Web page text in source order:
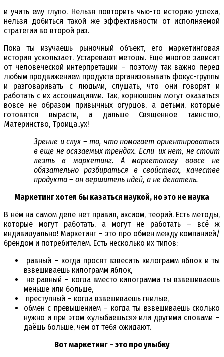
и учить ему глупо. Нельзя повторить чью-то историю успеха,
нельзя добиться такой же эффективности от исполняемой
стратегии во второй раз.
Пока ты изучаешь рыночный объект, его маркетинговая
история ускользает. Устаревают методы. Ещё многое зависит
от человеческой интерпретации – поэтому так важно перед
любым продвижением продукта организовывать фокус-группы
и разговаривать с людьми, слушать, что они говорят и
работать с их ассоциациями. Так, корнюшоны могут оказаться
вовсе не образом привычных огурцов, а детьми, которые
готовятся вырасти, а дальше Священное таинство,
Материнство, Троица..ух!
Зрение и слух – то, что помогает ориентироваться
в еще не осязаемых трендах. Если их нет, не стоит
лезть в маркетинг. А маркетологу вовсе не
обязательно разбираться в свойствах, качестве
продукта – он вершитель идей, а не делатель.
Маркетинг хотел бы казаться наукой, но это не наука
В нём на самом деле нет правил, аксиом, теорий. Есть методы,
которые могут работать, а могут не работать – всё ж
индивидуально! Маркетинг – это про обмен между компанией/
брендом и потребителем. Есть несколько их типов:
равный – когда просят взвесить килограмм яблок и ты
взвешиваешь килограмм яблок,
не равный – когда вместо килограмма ты взвешиваешь
меньше или больше,
преступный – когда взвешиваешь гнилые,
обмен с превышением – когда ты взвешиваешь сколько
нужно и при этом «улыбаешься» или другими словами –
даёшь больше, чем от тебя ожидают.
Вот маркетинг – это про улыбку